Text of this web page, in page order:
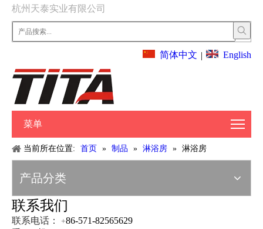
杭州天泰实业有限公司
简体中文 | English
菜单
当前所在位置: 首页 » 制品 » 淋浴房 » 淋浴房
产品分类
联系我们
联系电话： +86-571-82565629